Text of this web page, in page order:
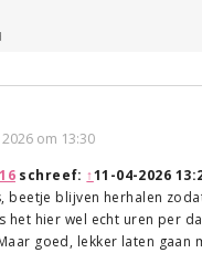
om 13:30
schreef: ↑11-04-2026
beetje blijven herhalen
het hier wel echt uren per
goed, lekker laten gaan